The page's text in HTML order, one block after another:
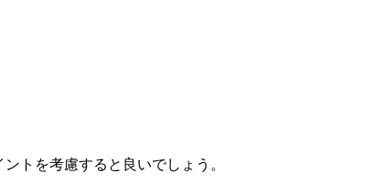
トを考慮すると良いでしょう。